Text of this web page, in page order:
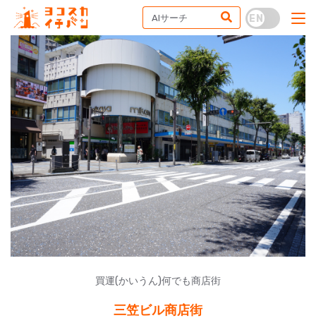
買運(かいうん)何でも商店街
三笠ビル商店街